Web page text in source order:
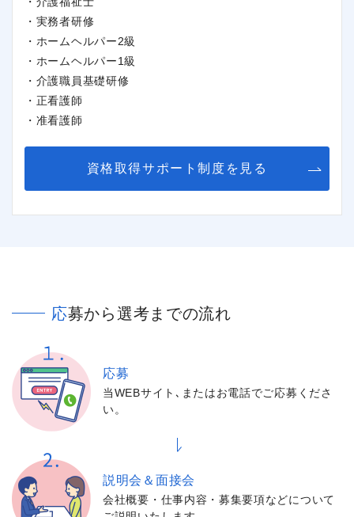
・実務者研修
・ホームヘルパー2級
・ホームヘルパー1級
・介護職員基礎研修
・正看護師
・准看護師
資格取得サポート制度を見る
応募から選考までの流れ
応募
当WEBサイト､またはお電話でご応募くださ
い。
説明会＆面接会
会社概要・仕事内容・募集要項などについて